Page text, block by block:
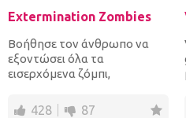
Extermination Zombies
Βοήθησε τον άνθρωπο να
εξοντώσει όλα τα
εισερχόμενα ζόμπι,
κυνηγετικό όπλο του γ...
428 87